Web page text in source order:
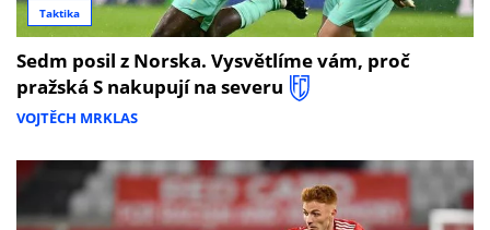
Taktika
Sedm posil z Norska. Vysvětlíme vám, proč
pražská S nakupují na severu
VOJTĚCH MRKLAS